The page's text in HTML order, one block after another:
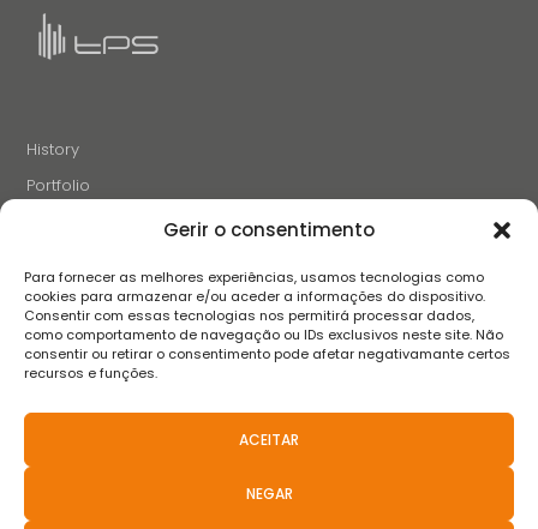
Gerir o consentimento
Para fornecer as melhores experiências, usamos tecnologias como
cookies para armazenar e/ou aceder a informações do dispositivo.
Consentir com essas tecnologias nos permitirá processar dados,
como comportamento de navegação ou IDs exclusivos neste site. Não
consentir ou retirar o consentimento pode afetar negativamante certos
recursos e funções.
ACEITAR
NEGAR
History
Portfolio
Careers
Contacts
Privacy Policy